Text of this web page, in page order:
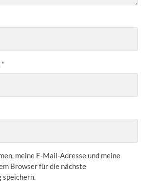
*
meine E-Mail-Adresse und meine
Browser für die nächste